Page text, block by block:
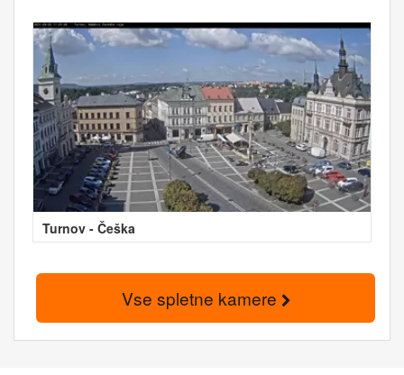
Turnov - Češka
Vse spletne kamere